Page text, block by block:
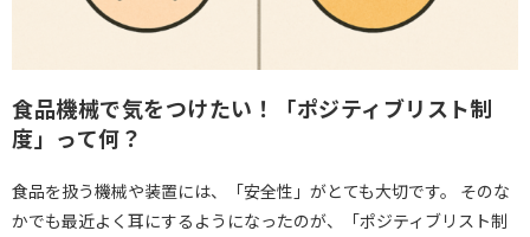
食品機械で気をつけたい！「ポジティブリスト制
度」って何？
食品を扱う機械や装置には、「安全性」がとても大切です。 そのな
かでも最近よく耳にするようになったのが、「ポジティブリスト制